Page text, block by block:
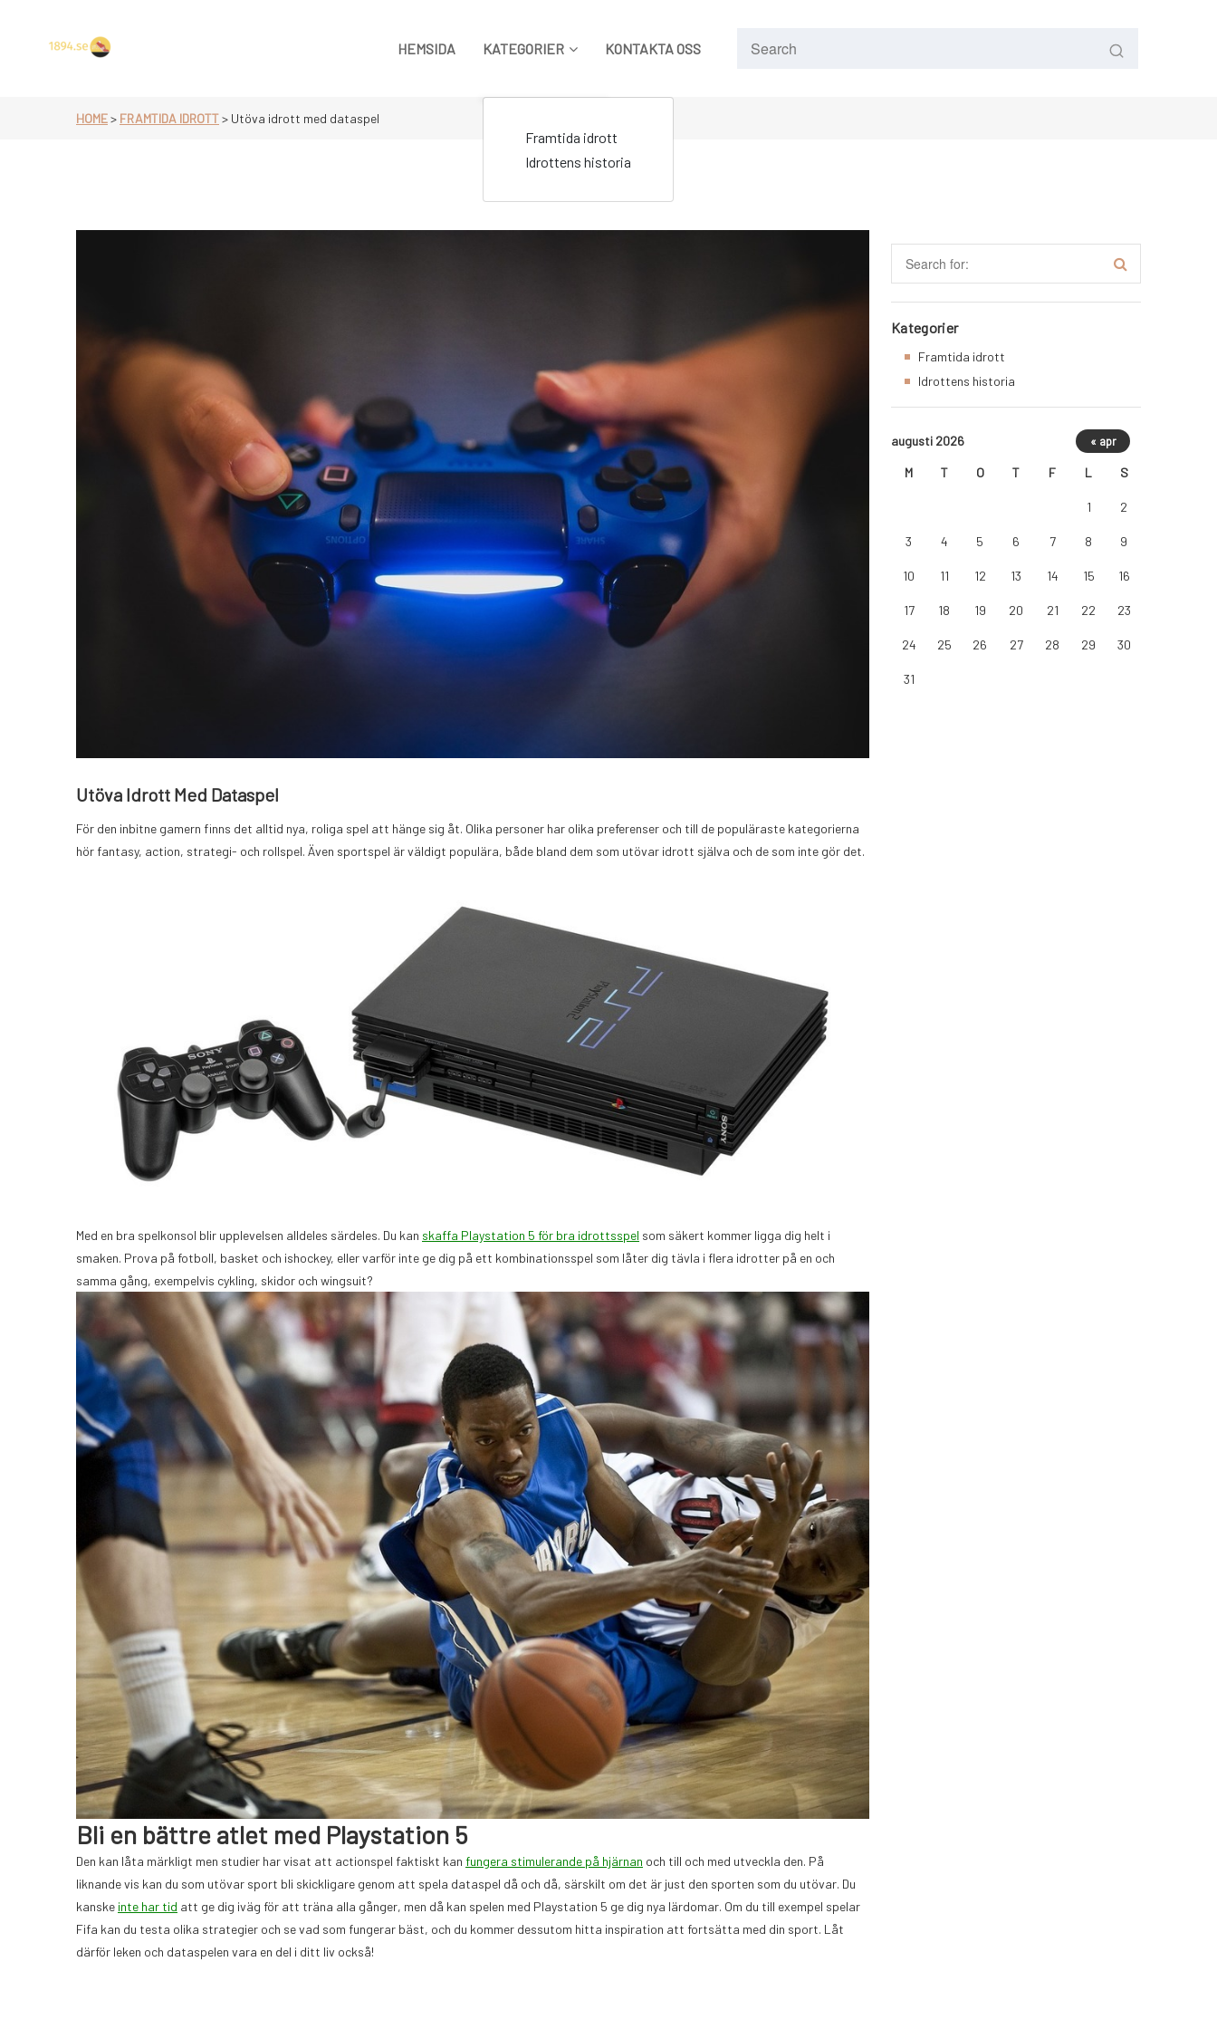
HEMSIDA KATEGORIER
Framtida idrott
Idrottens historia
KONTAKTA OSS
HOME> FRAMTIDA IDROTT> Utöva idrott med dataspel
Utöva Idrott Med Dataspel
För den inbitne gamern finns det alltid nya, roliga spel att hänge sig åt. Olika personer har olika preferenser och till de populäraste kategorierna
hör fantasy, action, strategi- och rollspel. Även sportspel är väldigt populära, både bland dem som utövar idrott själva och de som inte gör det.
Med en bra spelkonsol blir upplevelsen alldeles särdeles. Du kan skaffa Playstation 5 för bra idrottsspel som säkert kommer ligga dig helt i
smaken. Prova på fotboll, basket och ishockey, eller varför inte ge dig på ett kombinationsspel som låter dig tävla i flera idrotter på en och
samma gång, exempelvis cykling, skidor och wingsuit?
Bli en bättre atlet med Playstation 5
Den kan låta märkligt men studier har visat att actionspel faktiskt kan fungera stimulerande på hjärnan och till och med utveckla den. På
liknande vis kan du som utövar sport bli skickligare genom att spela dataspel då och då, särskilt om det är just den sporten som du utövar. Du
kanske inte har tid att ge dig iväg för att träna alla gånger, men då kan spelen med Playstation 5 ge dig nya lärdomar. Om du till exempel spelar
Fifa kan du testa olika strategier och se vad som fungerar bäst, och du kommer dessutom hitta inspiration att fortsätta med din sport. Låt
därför leken och dataspelen vara en del i ditt liv också!
Kategorier
Framtida idrott
Idrottens historia
augusti 2026
M T O T F L S
1 2
3 4 5 6 7 8 9
10 11 12 13 14 15 16
17 18 19 20 21 22 23
24 25 26 27 28 29 30
31
« apr